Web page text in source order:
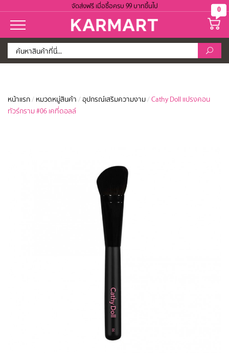
จัดส่งฟรี เมื่อซื้อครบ 99 บาทขึ้นไป 0
หน้าแรก / หมวดหมู่สินค้า /อุปกรณ์เสริมความงาม /Cathy Doll แปรงคอน
ทัวร์กราม #06 เคที่ดอลล์